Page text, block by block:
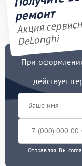
ремонт
Акция
DeLonghi
При
действует
Отправляя, Вы